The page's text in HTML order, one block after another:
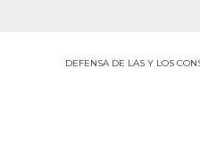
DEFENSA DE LAS Y LOS